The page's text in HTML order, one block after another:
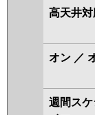
高天井
オン ／
週間ス